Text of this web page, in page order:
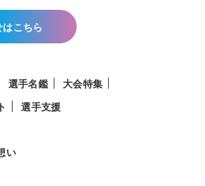
こちら
選手名鑑
大会特集
選手支援
い